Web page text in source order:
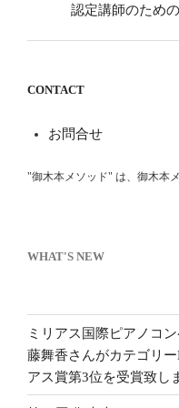
認定講師のため
CONTACT
お問合せ
"御木本メソッド" は、御木本
WHAT'S NEW
ミリアス国際ピアノコ
藤舞香さんがカテゴリ
アス賞第3位を受賞致し